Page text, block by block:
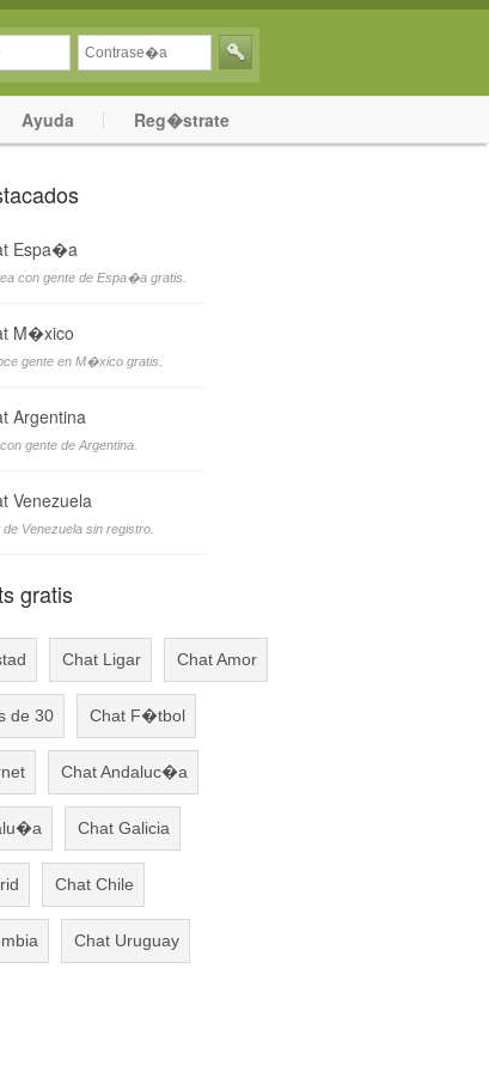
Ayuda Reg�strate
Espa�a
con gente de Espa�a gratis.
M�xico
gente en M�xico gratis.
Argentina
gente de Argentina.
Venezuela
de Venezuela sin registro.
gratis
Chat Ligar Chat Amor
de 30 Chat F�tbol
Chat Andaluc�a
Chat Galicia
Chat Chile
Chat Uruguay